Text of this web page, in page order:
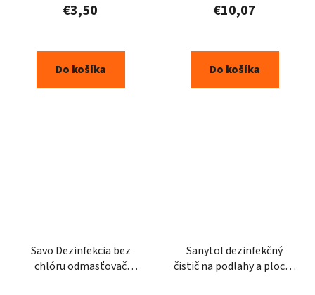
€3,50
Do košíka
€10,07
Do košíka
Savo Dezinfekcia bez
chlóru odmasťovač
Sanytol dezinfekčný
čistič na podlahy a plochy